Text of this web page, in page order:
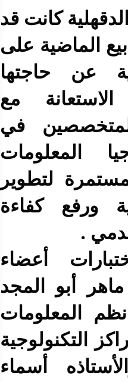
كانت قد
الماضية على
عن حاجتها
مع
في
المعلومات
لتطوير
ورفع كفاءة
.
أعضاء
أبو المجد
المعلومات
التكنولوجية
أسماء